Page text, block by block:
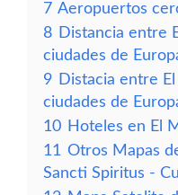
7 Aeropuertos
8 Distancia entre
ciudades de
9 Distacia entre
ciudades de
10 Hoteles en El
11 Otros Mapas
Sancti Spiritus -